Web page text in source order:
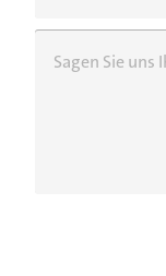
Sagen Sie uns